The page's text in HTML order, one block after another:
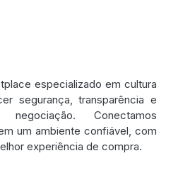
especializado em cultura
segurança, transparência e
Conectamos
um ambiente confiável, com
experiência de compra.